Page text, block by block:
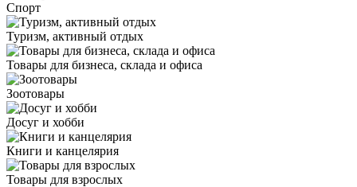
Спорт
Туризм, активный отдых
Товары для бизнеса, склада и офиса
Зоотовары
Досуг и хобби
Книги и канцелярия
Товары для взрослых